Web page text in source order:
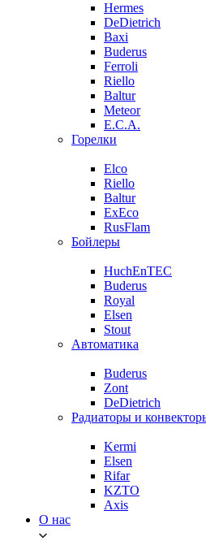
Hermes
DeDietrich
Baxi
Buderus
Ferroli
Riello
Baltur
Meteor
E.C.A.
Горелки
Elco
Riello
Baltur
ExEco
RusFlam
Бойлеры
HuchEnTEC
Buderus
Royal
Elsen
Stout
Автоматика
Buderus
Zont
DeDietrich
Радиаторы и
Kermi
Elsen
Rifar
KZTO
Axis
О нас